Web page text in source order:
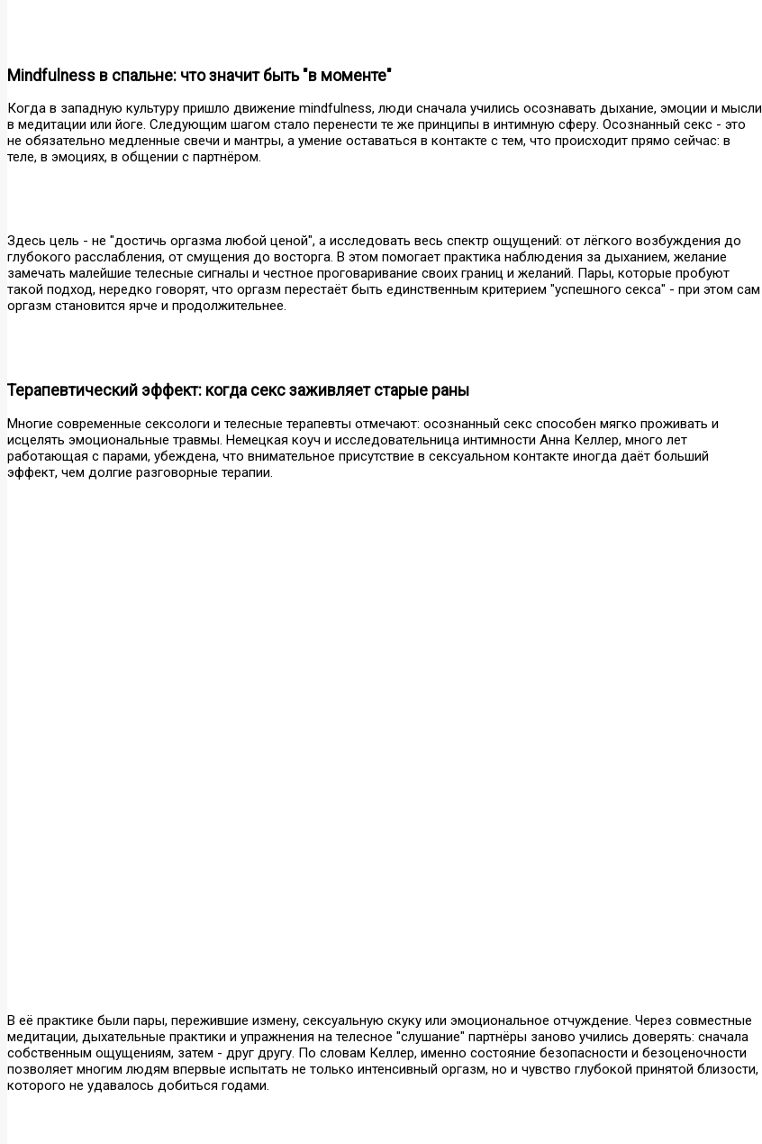
Mindfulness в спальне: что значит быть "в моменте"
Когда в западную культуру пришло движение mindfulness, люди сначала учились осознавать дыхание, эмоции и мысли
в медитации или йоге. Следующим шагом стало перенести те же принципы в интимную сферу. Осознанный секс - это
не обязательно медленные свечи и мантры, а умение оставаться в контакте с тем, что происходит прямо сейчас: в
теле, в эмоциях, в общении с партнёром.
Здесь цель - не "достичь оргазма любой ценой", а исследовать весь спектр ощущений: от лёгкого возбуждения до
глубокого расслабления, от смущения до восторга. В этом помогает практика наблюдения за дыханием, желание
замечать малейшие телесные сигналы и честное проговаривание своих границ и желаний. Пары, которые пробуют
такой подход, нередко говорят, что оргазм перестаёт быть единственным критерием "успешного секса" - при этом сам
оргазм становится ярче и продолжительнее.
Терапевтический эффект: когда секс заживляет старые раны
Многие современные сексологи и телесные терапевты отмечают: осознанный секс способен мягко проживать и
исцелять эмоциональные травмы. Немецкая коуч и исследовательница интимности Анна Келлер, много лет
работающая с парами, убеждена, что внимательное присутствие в сексуальном контакте иногда даёт больший
эффект, чем долгие разговорные терапии.
В её практике были пары, пережившие измену, сексуальную скуку или эмоциональное отчуждение. Через совместные
медитации, дыхательные практики и упражнения на телесное "слушание" партнёры заново учились доверять: сначала
собственным ощущениям, затем - друг другу. По словам Келлер, именно состояние безопасности и безоценочности
позволяет многим людям впервые испытать не только интенсивный оргазм, но и чувство глубокой принятой близости,
которого не удавалось добиться годами.